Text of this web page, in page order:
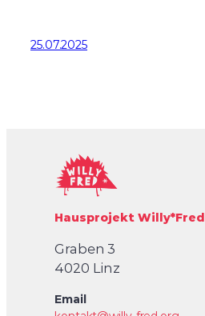
25.07.2025
Hausprojekt Willy*Fred
Graben 3
4020 Linz
Email